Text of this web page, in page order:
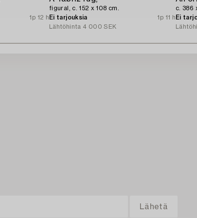
1p 12 h
figural, c. 152 x 108 cm.
Ei tarjouksia
1p 11 h
Lähtöhinta 4 000 SEK
c. 386
Ei